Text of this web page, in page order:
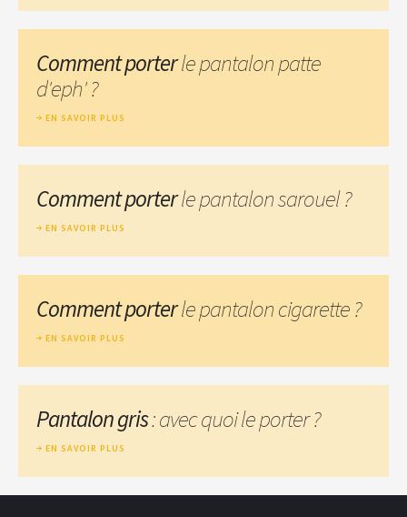
Comment porterle pantalon patte
d'eph' ?
EN SAVOIR PLUS
Comment porterle pantalon sarouel ?
EN SAVOIR PLUS
Comment porterle pantalon cigarette ?
EN SAVOIR PLUS
Pantalon gris: avec quoi le porter ?
EN SAVOIR PLUS